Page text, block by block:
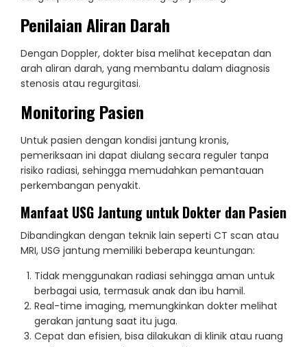
Penilaian Aliran Darah
Dengan Doppler, dokter bisa melihat kecepatan dan
arah aliran darah, yang membantu dalam diagnosis
stenosis atau regurgitasi.
Monitoring Pasien
Untuk pasien dengan kondisi jantung kronis,
pemeriksaan ini dapat diulang secara reguler tanpa
risiko radiasi, sehingga memudahkan pemantauan
perkembangan penyakit.
Manfaat USG Jantung untuk Dokter dan Pasien
Dibandingkan dengan teknik lain seperti CT scan atau
MRI, USG jantung memiliki beberapa keuntungan:
Tidak menggunakan radiasi sehingga aman untuk
berbagai usia, termasuk anak dan ibu hamil.
Real-time imaging, memungkinkan dokter melihat
gerakan jantung saat itu juga.
Cepat dan efisien, bisa dilakukan di klinik atau ruang